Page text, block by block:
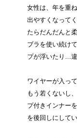
女性は、年を重
出やすくなって
たらだんだんと
ブラを使い続け
プが浮いたり…違
ワイヤーが入っ
もう若くないし
プ付きインナー
を後回しにしてい